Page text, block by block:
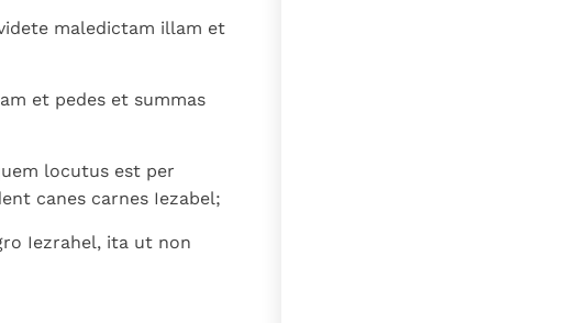
maledictam illam et
et pedes et summas
locutus est per
canes carnes Iezabel;
Iezrahel, ita ut non